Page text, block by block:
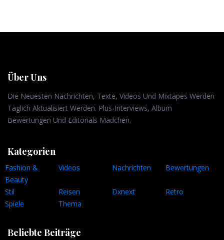
Über Uns
Die Neuesten Nachrichten, Texte, Videos Und Mixtapes Werden
Täglich Aktualisiert Werden. Plus-Interviews, Album
Bewertungen Und Editorials Mädchen.
Kategorien
Fashion &
Beauty
Videos Nachrichten Bewertungen
Stil Reisen Dxnext
Retro
Spiele
Thema
Beliebte Beiträge